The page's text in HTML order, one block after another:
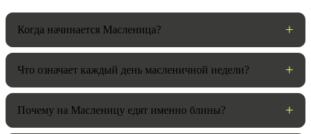
Когда начинается Масленица?
Что означает каждый день масленичной недели?
Почему на Масленицу едят именно блины?